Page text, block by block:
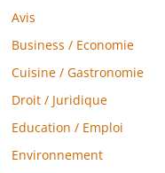
Avis
Business / Economie
Cuisine / Gastronomie
Droit / Juridique
Education / Emploi
Environnement